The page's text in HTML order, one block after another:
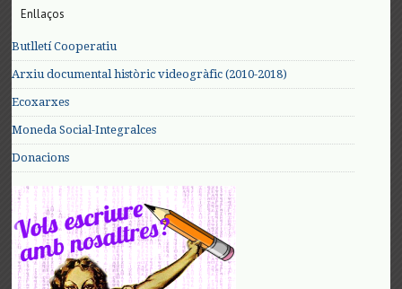
Enllaços
Butlletí Cooperatiu
Arxiu documental històric videogràfic (2010-2018)
Ecoxarxes
Moneda Social-Integralces
Donacions